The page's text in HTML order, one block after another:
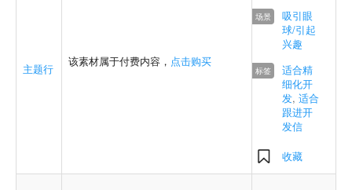
主题行
该素材属于付费内容， 点击购买
吸引眼
球/引起
兴趣
适合精
细化开
发, 适合
跟进开
发信
收藏